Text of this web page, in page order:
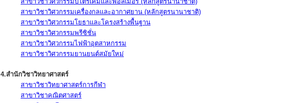
สาขาวิชาวิศวกรรมเครื่องกลและอากาศยาน (หลักสูตรนานาชาติ)
สาขาวิชาวิศวกรรมโยธาและโครงสร้างพื้นฐาน
สาขาวิชาวิศวกรรมพรีซิชั่น
สาขาวิชาวิศวกรรมไฟฟ้าอุตสาหกรรม
สาขาวิชาวิศวกรรมยานยนต์สมัยใหม่
4.สำนักวิชาวิทยาศาสตร์
สาขาวิชาวิทยาศาสตร์การกีฬา
สาขาวิชาคณิตศาสตร์